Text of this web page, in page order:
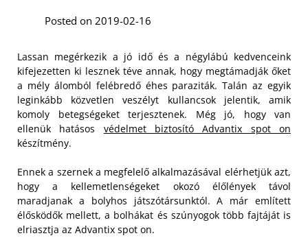
Posted on 2019-02-16
Lassan megérkezik a jó idő és a négylábú kedvenceink
kifejezetten ki lesznek téve annak, hogy megtámadják őket
a mély álomból felébredő éhes paraziták. Talán az egyik
leginkább közvetlen veszélyt kullancsok jelentik, amik
komoly betegségeket terjesztenek. Még jó, hogy van
ellenük hatásos védelmet biztosító Advantix spot on
készítmény.
Ennek a szernek a megfelelő alkalmazásával elérhetjük azt,
hogy a kellemetlenségeket okozó élőlények távol
maradjanak a bolyhos játszótársunktól. A már említett
élősködők mellett, a bolhákat és szúnyogok több fajtáját is
elriasztja az Advantix spot on.